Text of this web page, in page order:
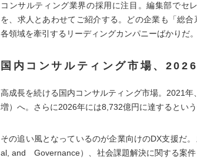
コンサルティング業界の採用に注目。編集部でセ
を、求人とあわせてご紹介する。どの企業も「総
各領域を牽引するリーディングカンパニーばかりだ。
国内コンサルティング市場、
高成長を続ける国内コンサルティング市場。2021
増）へ。さらに2026年には8,732億円に達するという
その追い風となっているのが企業向けのDX支援だ
al, and Governance）、社会課題解決に関する案